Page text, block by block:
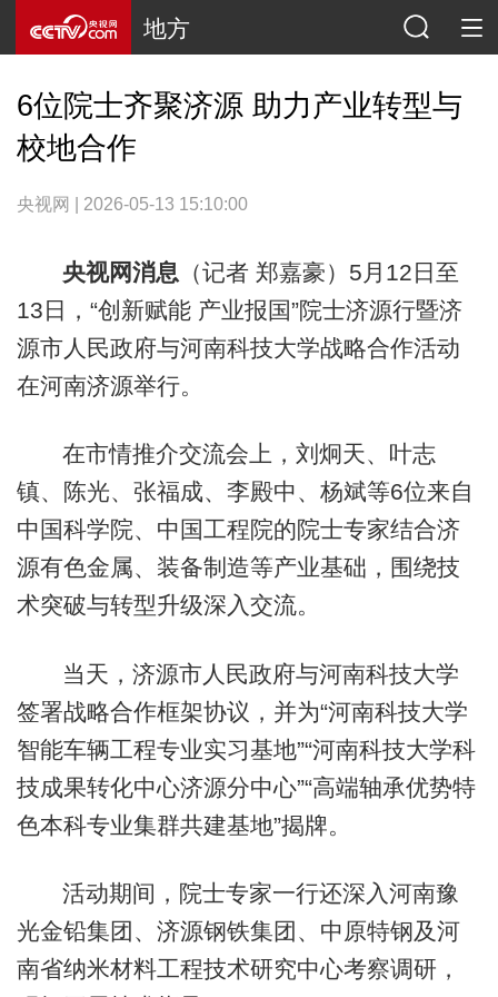
地方
6位院士齐聚济源 助力产业转型与
校地合作
央视网 | 2026-05-13 15:10:00
央视网消息 （记者 郑嘉豪）5月12日至
13日，“创新赋能 产业报国”院士济源行暨济
源市人民政府与河南科技大学战略合作活动
在河南济源举行。
在市情推介交流会上，刘炯天、叶志
镇、陈光、张福成、李殿中、杨斌等6位来自
中国科学院、中国工程院的院士专家结合济
源有色金属、装备制造等产业基础，围绕技
术突破与转型升级深入交流。
当天，济源市人民政府与河南科技大学
签署战略合作框架协议，并为“河南科技大学
智能车辆工程专业实习基地”“河南科技大学科
技成果转化中心济源分中心”“高端轴承优势特
色本科专业集群共建基地”揭牌。
活动期间，院士专家一行还深入河南豫
光金铅集团、济源钢铁集团、中原特钢及河
南省纳米材料工程技术研究中心考察调研，